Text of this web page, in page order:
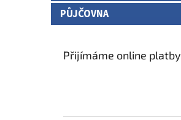
PŮJČOVNA
Přijímáme online platby